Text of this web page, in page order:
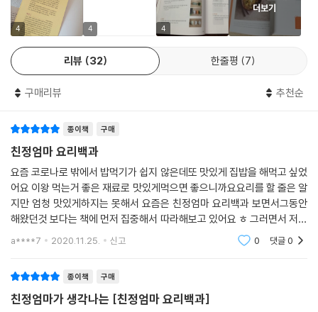
제육볶음
돼지고기 김치두루치기
오징어볶음
낙지볶음
콩나물무침
숙주 미나리무침
무생채
무나물볶음
시금치 고추장무침
고사리나물볶음
마른 취나물볶음
오이지무침
공동 집필을 결심한 이유는 하나다. 엄마가 딸에게 일러주는 이 레시피가
언젠가 손주에게, 또 후손들에게 길이 남기를 바라는 마음 하나에서다. 언
젠가 외할머니 음식이 그리워 질 손녀 라임이에게 외할머니와 엄마가 함께
써내려간 레시피북이 있다면 그 어떤 유산보다 값질 거란 확신으로 장장 1
요리를 해본 사람들은 안다. 애호박 살캉하게 볶는 게 생각보다 쉽지 않다
는 것을. 할 때마다 맛이 달라진다는 게 멸치볶음이란 것을. 생물 고등어조
림은 한없이 비릴 수 있다는 것을. 요리의 성패는 무엇보다 레시피의 ‘정확
도’에 따른다. 엄마 윤희정은 어중간한 손맛보다 칼 같은 계량으로 실패 없
이 요리하는 것을 지향한다. 또한 레시피에도 그의 철두철미한 성격이 여
실히 드러나는데, 매 과정마다 불 조절을 세심히 일러주는 것은 물론, ‘재료
시하고 있다. 그 어떤 순간에도, 그 어느 초보자도 실패하지 않도록, 그리고
절대 포기하지 않도록 ‘이보다 더 자세할 수 없는’ 레시피를 전하고자 수도
없이 고치고 또 고쳐 썼다. 그렇게 모은 집밥 레시피 214개가 꼭꼭 들어차
4 4 4
더보기
리뷰 32 한줄평 7
구매리뷰 추천순
종이책 구매
친정엄마 요리백과
요즘 코로나로 밖에서 밥먹기가 쉽지 않은데또 맛있게 집밥을 해먹고 싶었
어요 이왕 먹는거 좋은 재료로 맛있게먹으면 좋으니까요요리를 할 줄은 알
지만 엄청 맛있게하지는 못해서 요즘은 친정엄마 요리백과 보면서그동안
해왔던것 보다는 책에 먼저 집중해서 따라해보고 있어요 ㅎ 그러면서 저희
집 입맛을 찾아가고 있답니다 이제까지 산 요리책에서 가장 좋은 것 같아
a****7 2020.11.25. 신고 0 댓글0
종이책 구매
친정엄마가 생각나는 [친정엄마 요리백과]